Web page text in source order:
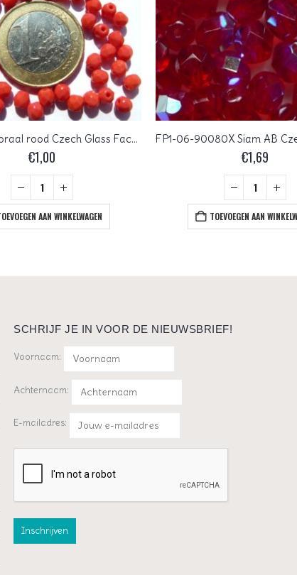
0050254 Koraal rood Czech Glass Facet Firepolish 4mm 50 stuks
€1,00
AAN WINKELWAGEN
€1,69
TOEVOEGEN AAN
SCHRIJF JE IN VOOR DE NIEUWSBRIEF!
Voornaam:
Achternaam:
E-mailadres: